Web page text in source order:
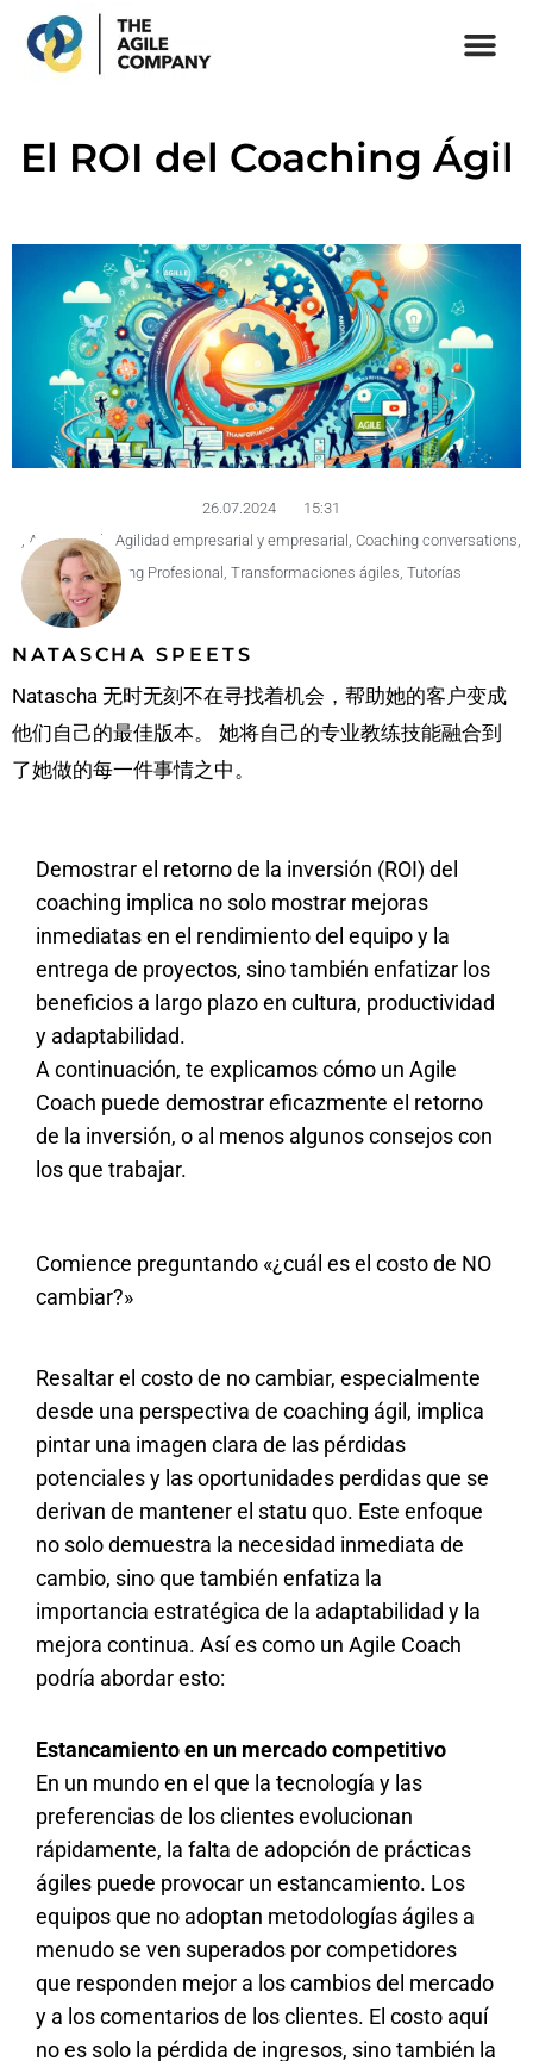
contenido
El ROI del Coaching Ágil
26.07.2024
15:31
Agile Coach Agilidad empresarial y empresarial Coaching conversations
Coaching Profesional Transformaciones ágiles Tutorías
NATASCHA SPEETS
Natascha 无时无刻不在寻找着机会，帮助她的客户变成
他们自己的最佳版本。 她将自己的专业教练技能融合到
了她做的每一件事情之中。
Demostrar el retorno de la inversión (ROI) del
coaching implica no solo mostrar mejoras
inmediatas en el rendimiento del equipo y la
entrega de proyectos, sino también enfatizar los
beneficios a largo plazo en cultura, productividad
y adaptabilidad.
A continuación, te explicamos cómo un Agile
Coach puede demostrar eficazmente el retorno
de la inversión, o al menos algunos consejos con
los que trabajar.
Comience preguntando «¿cuál es el costo de NO
cambiar?»
Resaltar el costo de no cambiar, especialmente
desde una perspectiva de coaching ágil, implica
pintar una imagen clara de las pérdidas
potenciales y las oportunidades perdidas que se
derivan de mantener el statu quo. Este enfoque
no solo demuestra la necesidad inmediata de
cambio, sino que también enfatiza la
importancia estratégica de la adaptabilidad y la
mejora continua. Así es como un Agile Coach
podría abordar esto:
Estancamiento en un mercado competitivo
En un mundo en el que la tecnología y las
preferencias de los clientes evolucionan
rápidamente, la falta de adopción de prácticas
ágiles puede provocar un estancamiento. Los
equipos que no adoptan metodologías ágiles a
menudo se ven superados por competidores
que responden mejor a los cambios del mercado
y a los comentarios de los clientes. El costo aquí
no es solo la pérdida de ingresos, sino también la